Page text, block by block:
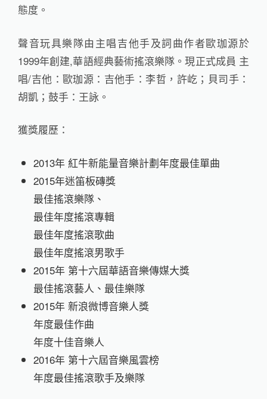
態度。
聲音玩具樂隊由主唱吉他手及詞曲作者歐珈源於
1999年創建,華語經典藝術搖滾樂隊。現正式成員 主
唱/吉他：歐珈源：吉他手：李哲，許屹；貝司手：
胡凱；鼓手：王詠。
獲獎履歷：
2013年 紅牛新能量音樂計劃年度最佳單曲
2015年迷笛板磚獎
最佳搖滾樂隊、
最佳年度搖滾專輯
最佳年度搖滾歌曲
最佳年度搖滾男歌手
2015年 第十六屆華語音樂傳媒大獎
最佳搖滾藝人、最佳樂隊
2015年 新浪微博音樂人獎
年度最佳作曲
年度十佳音樂人
2016年 第十六屆音樂風雲榜
年度最佳搖滾歌手及樂隊